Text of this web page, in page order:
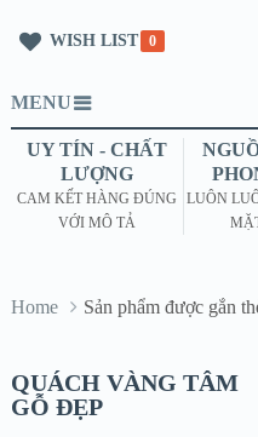
WISH LIST 0
MENU
UY TÍN - CHẤT
LƯỢNG
CAM KẾT HÀNG ĐÚNG
VỚI MÔ TẢ
LUÔN
Home Sản phẩm được gắn
QUÁCH VÀNG TÂM
GỖ ĐẸP